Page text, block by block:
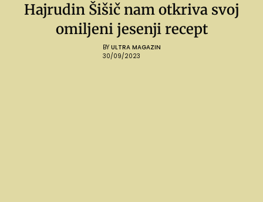
Hajrudin Šišič nam otkriva svoj
omiljeni jesenji recept
BY ULTRA MAGAZIN
30/09/2023